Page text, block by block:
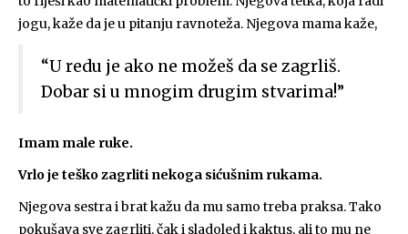
jogu, kaže da je u pitanju ravnoteža. Njegova mama kaže,
“U redu je ako ne možeš da se zagrliš.
Dobar si u mnogim drugim stvarima!”
Imam male ruke.
Vrlo je teško zagrliti nekoga sićušnim rukama.
Njegova sestra i brat kažu da mu samo treba praksa. Tako
pokušava sve zagrliti, čak i sladoled i kaktus, ali to mu ne